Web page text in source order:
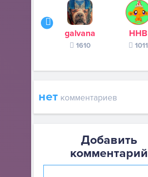
galvana
1610
ННВ
1011
нет комментариев
Добавить
комментарий